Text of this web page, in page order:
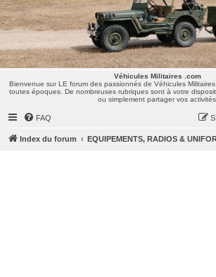
Véhicules Militaires .com
Bienvenue sur LE forum des passionnés de Véhicules
toutes époques. De nombreuses rubriques sont à votre
ou simplement partager vos activités.
FAQ
Index du forum EQUIPEMENTS, RADIOS &